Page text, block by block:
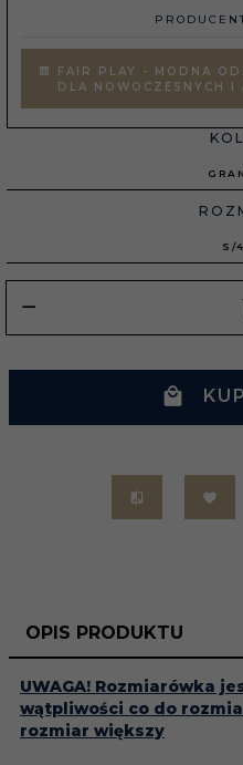
FAIR PLAY - MODNA
DLA NOWOCZESNYCH I
S/
OPIS PRODUKTU
UWAGA! Rozmiarówka
wątpliwości co do
rozmiar większy